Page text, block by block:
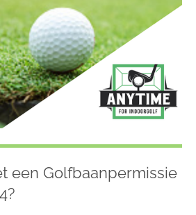
een Golfbaanpermissie